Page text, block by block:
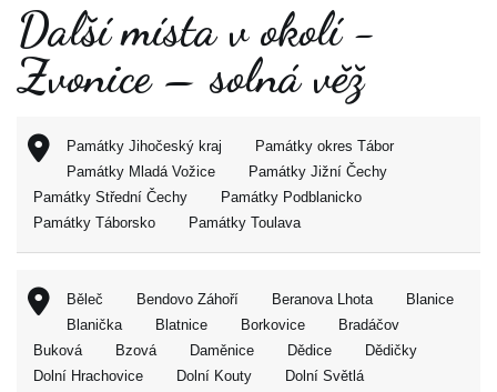
Další místa v okolí -
Zvonice – solná věž
Památky Jihočeský kraj
Památky okres Tábor
Památky Mladá Vožice
Památky Jižní Čechy
Památky Střední Čechy
Památky Podblanicko
Památky Táborsko
Památky Toulava
Běleč Bendovo Záhoří Beranova Lhota
Blanice
Blanička
Blatnice Borkovice
Bradáčov
Buková
Bzová Daměnice Dědice
Dědičky
Dolní Hrachovice
Dolní Kouty
Dolní Světlá